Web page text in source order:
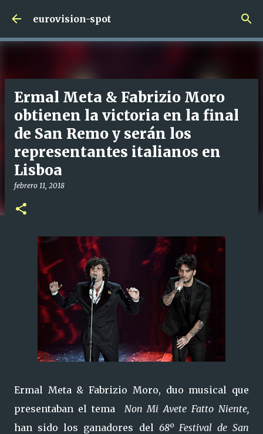
Ir al contenido principal
eurovision-spot
Ermal Meta & Fabrizio Moro
obtienen la victoria en la final
de San Remo y serán los
representantes italianos en
Lisboa
febrero 11, 2018
Ermal Meta & Fabrizio Moro, duo musical que
presentaban el tema Non Mi Avete Fatto Niente,
han sido los ganadores del 68º Festival de San